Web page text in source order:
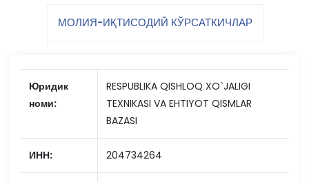
МОЛИЯ-ИҚТИСОДИЙ КЎРСАТКИЧЛАР
Юридик
номи:
RESPUBLIKA QISHLOQ XO`JALIGI
TEXNIKASI VA EHTIYOT QISMLAR
BAZASI
ИНН: 204734264